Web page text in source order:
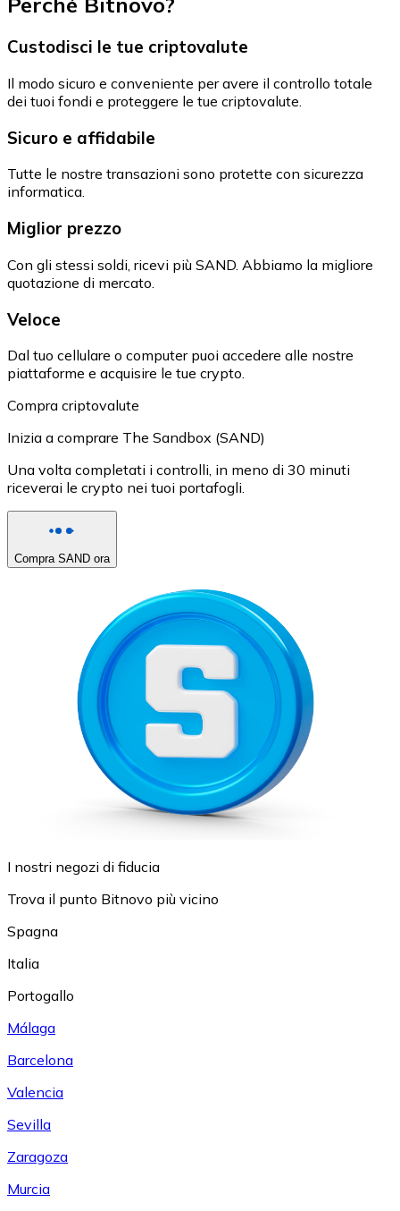
Custodisci le tue criptovalute
Il modo sicuro e conveniente per avere il controllo totale
dei tuoi fondi e proteggere le tue criptovalute.
Sicuro e affidabile
Tutte le nostre transazioni sono protette con sicurezza
informatica.
Miglior prezzo
Con gli stessi soldi, ricevi più SAND. Abbiamo la migliore
quotazione di mercato.
Veloce
Dal tuo cellulare o computer puoi accedere alle nostre
piattaforme e acquisire le tue crypto.
Compra criptovalute
Inizia a comprare The Sandbox (SAND)
Una volta completati i controlli, in meno di 30 minuti
riceverai le crypto nei tuoi portafogli.
Compra SAND ora
I nostri negozi di fiducia
Trova il punto Bitnovo più vicino
Spagna
Italia
Portogallo
Málaga
Barcelona
Valencia
Sevilla
Zaragoza
Murcia